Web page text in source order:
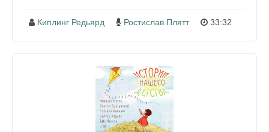
Киплинг Редьярд Ростислав Плятт 33:32